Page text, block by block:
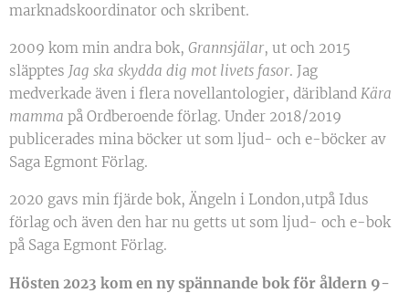
marknadskoordinator och skribent.
2009 kom min andra bok, Grannsjälar, ut och 2015
släpptes Jag ska skydda dig mot livets fasor. Jag
medverkade även i flera novellantologier, däribland Kära
mamma på Ordberoende förlag. Under 2018/2019
publicerades mina böcker ut som ljud- och e-böcker av
Saga Egmont Förlag.
2020 gavs min fjärde bok, Ängeln i London,utpå Idus
förlag och även den har nu getts ut som ljud- och e-bok
på Saga Egmont Förlag.
Hösten 2023 kom en ny spännande bok för åldern 9-